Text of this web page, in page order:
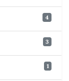
4
3
1